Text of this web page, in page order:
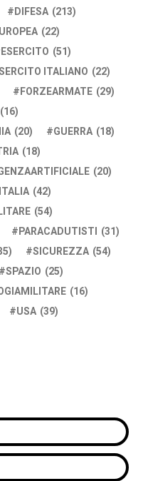
DIFESA (213)
(22)
ESERCITO (51)
ITALIANO (22)
FORZEARMATE (29)
(16)
(20) GUERRA (18)
(18)
(20)
ITALIA (42)
(54)
PARACADUTISTI (31)
SICUREZZA (54)
SPAZIO (25)
(16)
USA (39)